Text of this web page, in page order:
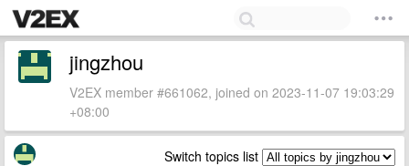
jingzhou
V2EX member #661062, joined on 2023-11-07 19:03:29
+08:00
Switch topics list